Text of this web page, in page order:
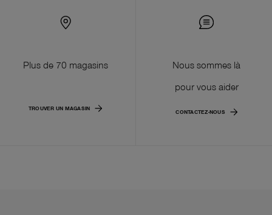
Plus de 70 magasins
TROUVER UN MAGASIN
Nous sommes là
pour vous aider
CONTACTEZ-NOUS